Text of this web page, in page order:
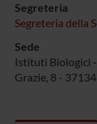
Segreteria
Segreteria della
Sede
Istituti Biologici
Grazie, 8 -